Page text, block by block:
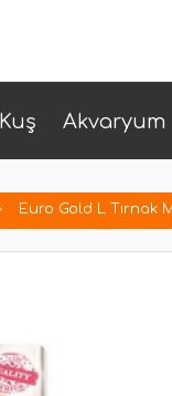
Kuş Akvaryum
Euro Gold L Tırnak